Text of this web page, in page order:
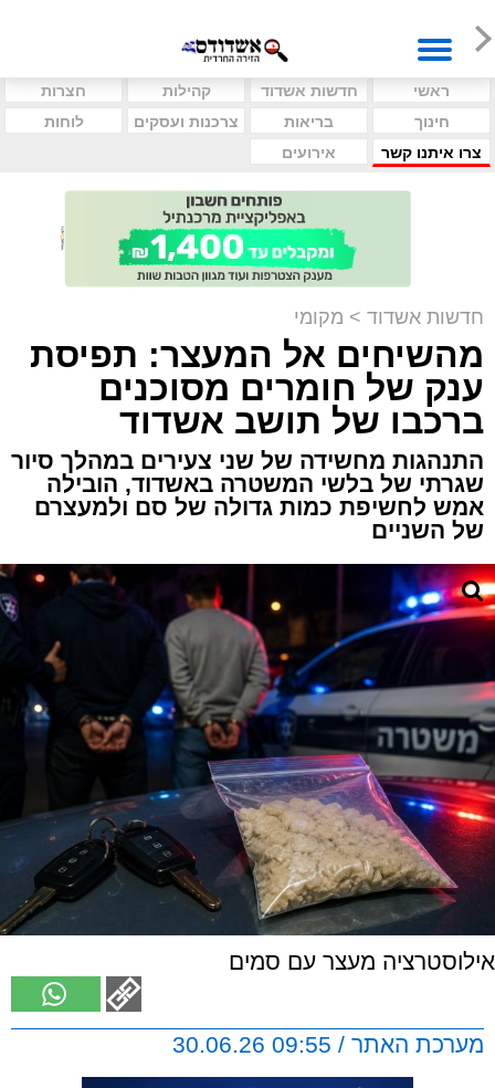
ראשי חדשות אשדוד קהילות
חצרות
חינוך
בריאות צרכנות ועסקים
לוחות
צרו איתנו קשר
אירועים
חדשות אשדוד > מקומי
מהשיחים אל המעצר: תפיסת
ענק של חומרים מסוכנים
ברכבו של תושב אשדוד
התנהגות מחשידה של שני צעירים במהלך סיור
שגרתי של בלשי המשטרה באשדוד, הובילה
אמש לחשיפת כמות גדולה של סם ולמעצרם
של השניים
אילוסטרציה מעצר עם סמים
מערכת האתר / 09:55 30.06.26